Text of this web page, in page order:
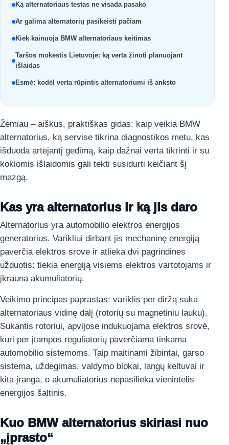
Ką alternatoriaus testas ne visada pasako
Ar galima alternatorių pasikeisti pačiam
Kiek kainuoja BMW alternatoriaus keitimas
Taršos mokestis Lietuvoje: ką verta žinoti planuojant
išlaidas
Esmė: kodėl verta rūpintis alternatoriumi iš anksto
Žemiau – aiškus, praktiškas gidas: kaip veikia BMW
alternatorius, ką servise tikrina diagnostikos metu, kas
išduoda artėjantį gedimą, kaip dažnai verta tikrinti ir su
kokiomis išlaidomis gali tekti susidurti keičiant šį
mazgą.
Kas yra alternatorius ir ką jis daro
Alternatorius yra automobilio elektros energijos
generatorius. Varikliui dirbant jis mechaninę energiją
paverčia elektros srove ir atlieka dvi pagrindines
užduotis: tiekia energiją visiems elektros vartotojams ir
įkrauna akumuliatorių.
Veikimo principas paprastas: variklis per diržą suka
alternatoriaus vidinę dalį (rotorių su magnetiniu lauku).
Sukantis rotoriui, apvijose indukuojama elektros srovė,
kuri per įtampos reguliatorių paverčiama tinkama
automobilio sistemoms. Taip maitinami žibintai, garso
sistema, uždegimas, valdymo blokai, langų keltuvai ir
kita įranga, o akumuliatorius nepasilieka vienintelis
energijos šaltinis.
Kuo BMW alternatorius skiriasi nuo
„įprasto“